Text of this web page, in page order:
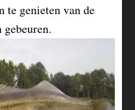
te genieten van de